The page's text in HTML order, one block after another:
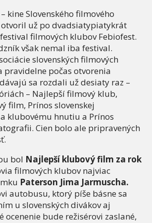
kine Slovenského filmového
otvoril už po dvadsiatypiatykrát
filmových klubov Febiofest.
však nemal iba festival.
slovenských filmových
pravidelne počas otvorenia
sa rozdali už desiaty raz –
– Najlepší filmový klub,
film, Prínos slovenskej
klubovému hnutiu a Prínos
Cien bolo ale pripravených
bol Najlepší klubový film za rok
filmových klubov najviac
Paterson Jima Jarmuscha.
autobusu, ktorý píše básne sa
u slovenských divákov aj
ocenenie bude režisérovi zaslané,